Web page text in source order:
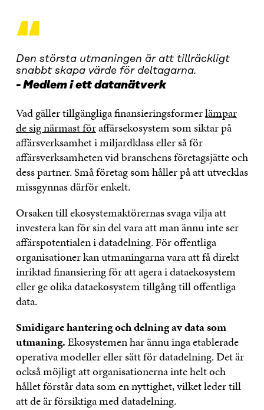
“
Den största utmaningen är att tillräckligt
snabbt skapa värde för deltagarna.
Medlem i ett datanätverk
Vad gäller tillgängliga finansieringsformerlämpar
de sig närmast föraffärsekosystem som siktar på
affärsverksamhet i miljardklass eller så för
affärsverksamheten vid branschens företagsjätte och
dess partner. Små företag som håller på att utvecklas
missgynnas därför enkelt.
Orsaken till ekosystemaktörernas svaga vilja att
investera kan för sin del vara att man ännu inte ser
affärspotentialen i datadelning. För offentliga
organisationer kan utmaningarna vara att få direkt
inriktad finansiering för att agera i dataekosystem
eller ge olika dataekosystem tillgång till offentliga
data.
Smidigare hantering och delning av data som
utmaning.Ekosystemen har ännu inga etablerade
operativa modeller eller sätt för datadelning. Det är
också möjligt att organisationerna inte helt och
hållet förstår data som en nyttighet, vilket leder till
att de är försiktiga med datadelning.